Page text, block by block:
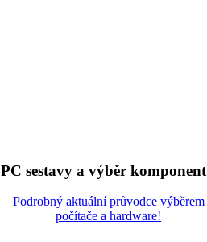
PC sestavy a výběr komponent
Podrobný aktuální průvodce výběrem
počítače a hardware!